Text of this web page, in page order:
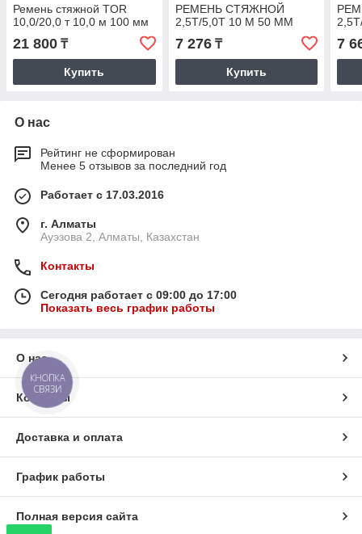
Ремень стяжной TOR
10,0/20,0 т 10,0 м 100 мм
21 800 ₸
Купить
РЕМЕНЬ СТЯЖНОЙ
2,5Т/5,0Т 10 М 50 ММ
7 276₸
Купить
7
О нас
Рейтинг не сформирован
Менее 5 отзывов за последний год
Работает с 17.03.2016
г. Алматы
Ауэзова 2, Алматы, Казахстан
Контакты
Сегодня работает с 09:00 до 17:00
Показать весь график работы
О нас
Контакты
Доставка и оплата
График работы
Полная версия сайта
КНОПКА
СВЯЗИ